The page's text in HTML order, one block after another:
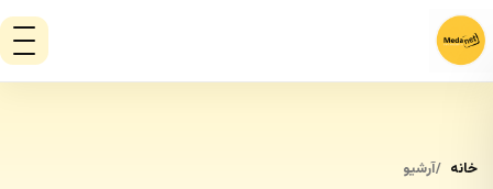
خانه آرشیو